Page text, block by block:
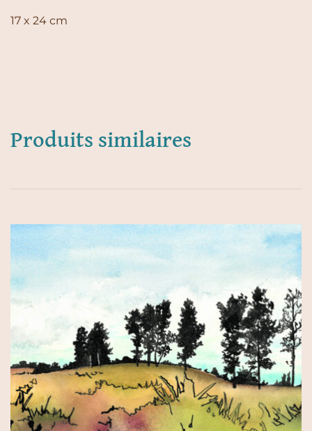
17 x 24 cm
Produits similaires